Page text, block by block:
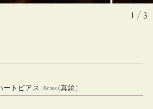
1 / 3
ートピアス -Brass (真鍮)-